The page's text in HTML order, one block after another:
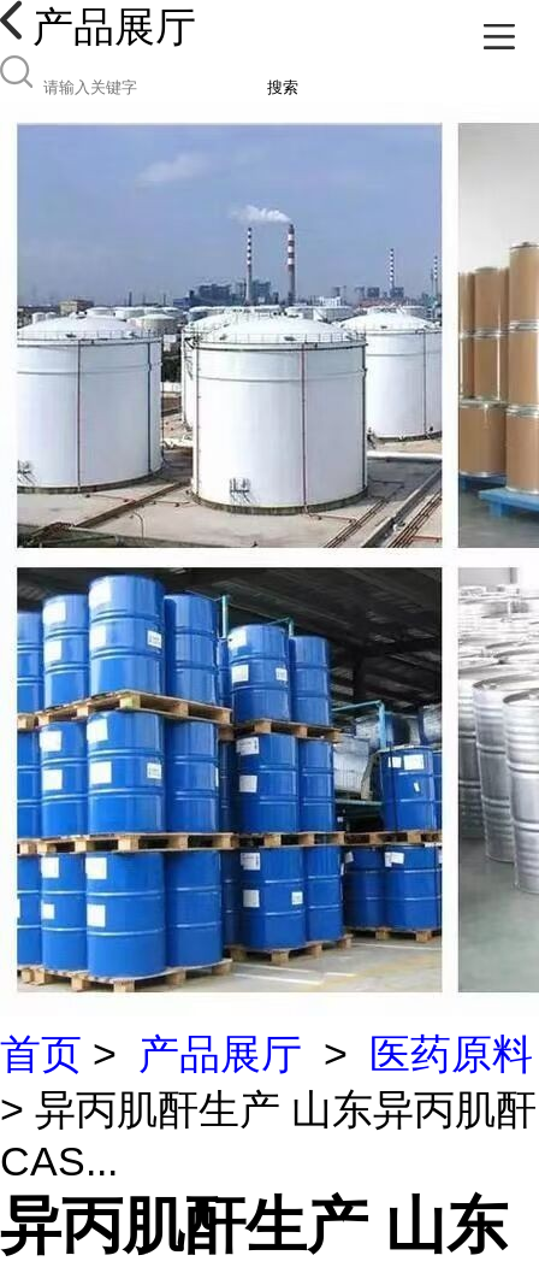
产品展厅
搜索
首页 > 产品展厅 >
医药原料
> 异丙肌酐生产 山东异丙肌酐
CAS...
异丙肌酐生产 山东